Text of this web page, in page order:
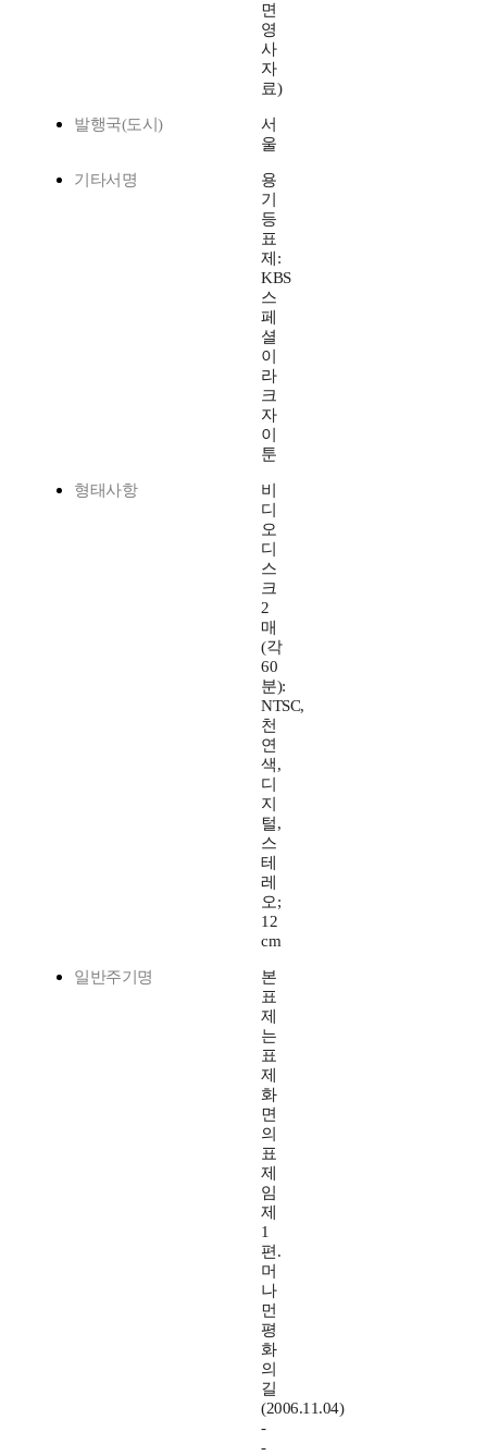
면
영
사
자
료)
발행국(도시)
서
울
기타서명
용
기
등
표
제:
KBS
스
페
셜
이
라
크
자
이
툰
형태사항
비
디
오
디
스
크
2
매
(각
60
분):
NTSC,
천
연
색,
디
지
털,
스
테
레
오;
12
cm
일반주기명
본
표
제
는
표
제
화
면
의
표
제
임
제
1
편.
머
나
먼
평
화
의
길
(2006.11.04)
-
-